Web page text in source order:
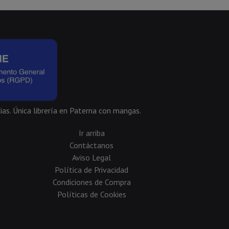
Única librería en Paterna con mangas.
Ir arriba
Contáctanos
Aviso Legal
Política de Privacidad
Condiciones de Compra
Políticas de Cookies